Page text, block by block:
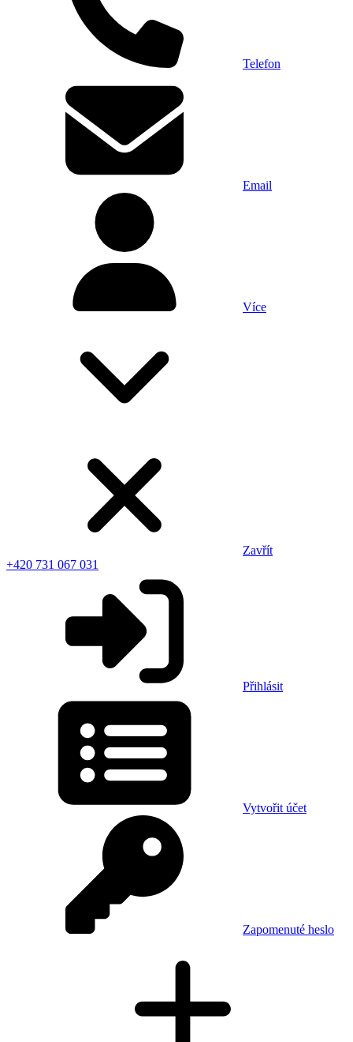
Telefon
Email
Více
Zavřít
+420 731 067 031
Přihlásit
Vytvořit účet
Zapomenuté heslo